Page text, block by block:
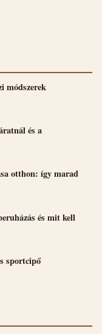
módszerek
és a
otthon: így marad
és mit kell
sportcipő